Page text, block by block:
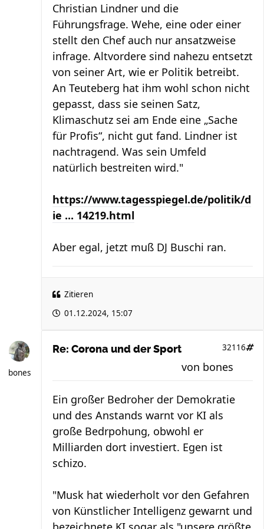
Christian Lindner und die
Führungsfrage. Wehe, eine oder einer
stellt den Chef auch nur ansatzweise
infrage. Altvordere sind nahezu entsetzt
von seiner Art, wie er Politik betreibt.
An Teuteberg hat ihm wohl schon nicht
gepasst, dass sie seinen Satz,
Klimaschutz sei am Ende eine „Sache
für Profis“, nicht gut fand. Lindner ist
nachtragend. Was sein Umfeld
natürlich bestreiten wird."
https://www.tagesspiegel.de/politik/d
ie ... 14219.html
Aber egal, jetzt muß DJ Buschi ran.
Zitieren
01.12.2024, 15:07
bones
Re: Corona und der Sport 32116
von bones
Ein großer Bedroher der Demokratie
und des Anstands warnt vor KI als
große Bedrpohung, obwohl er
Milliarden dort investiert. Egen ist
schizo.
"Musk hat wiederholt vor den Gefahren
von Künstlicher Intelligenz gewarnt und